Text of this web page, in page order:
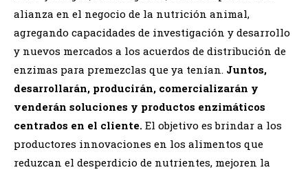
alianza en el negocio de la nutrición animal,
agregando capacidades de investigación y desarrollo
y nuevos mercados a los acuerdos de distribución de
enzimas para premezclas que ya tenían. Juntos,
desarrollarán, producirán, comercializarán y
venderán soluciones y productos enzimáticos
centrados en el cliente. El objetivo es brindar a los
productores innovaciones en los alimentos que
reduzcan el desperdicio de nutrientes, mejoren la